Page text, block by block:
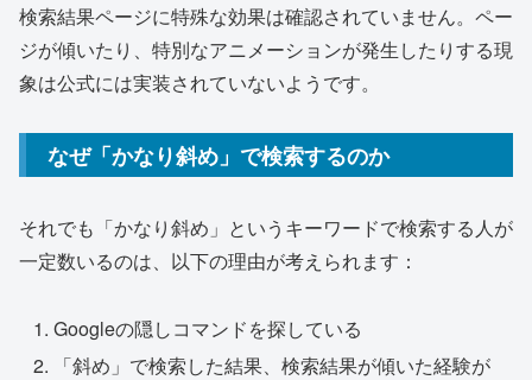
検索結果ページに特殊な効果は確認されていません。ペー
ジが傾いたり、特別なアニメーションが発生したりする現
象は公式には実装されていないようです。
なぜ「かなり斜め」で検索するのか
それでも「かなり斜め」というキーワードで検索する人が
一定数いるのは、以下の理由が考えられます：
Googleの隠しコマンドを探している
「斜め」で検索した結果、検索結果が傾いた経験が